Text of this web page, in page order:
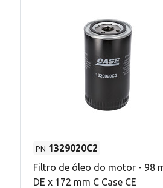
PN 1329020C2
Filtro de óleo do motor - 98
DE x 172 mm C Case CE